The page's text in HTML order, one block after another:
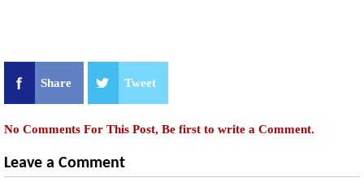
Share Tweet
No Comments For This Post, Be first to write a Comment.
Leave a Comment